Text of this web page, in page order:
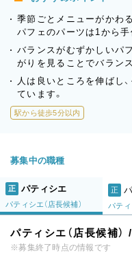
季節ごとメニューがかわ
パフェのパーツは1から手
バランスがむずかしいパ
がりを見ることでバラン
人は良いところを伸ばし
ています。
駅から徒歩5分以内
募集中の職種
正 パティシエ
パティシエ（店長候補）
正
パティシエ（店長候補
※募集終了時点の情報です